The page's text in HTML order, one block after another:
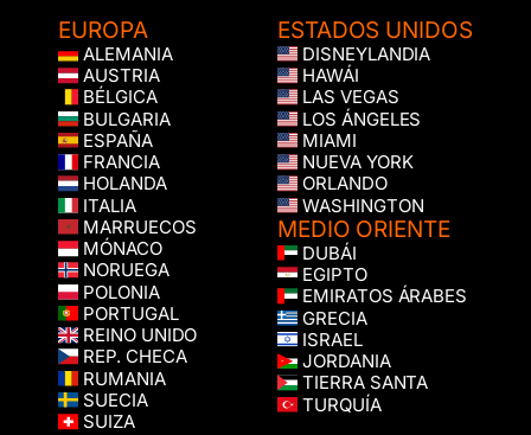
EUROPA
ALEMANIA
AUSTRIA
BÉLGICA
BULGARIA
ESPAÑA
FRANCIA
HOLANDA
ITALIA
MARRUECOS
MÓNACO
NORUEGA
POLONIA
PORTUGAL
REINO UNIDO
REP. CHECA
RUMANIA
SUECIA
SUIZA
ESTADOS UNIDOS
DISNEYLANDIA
HAWÁI
LAS VEGAS
LOS ÁNGELES
MIAMI
NUEVA YORK
ORLANDO
WASHINGTON
MEDIO ORIENTE
DUBÁI
EGIPTO
EMIRATOS ÁRABES
GRECIA
ISRAEL
JORDANIA
TIERRA SANTA
TURQUÍA